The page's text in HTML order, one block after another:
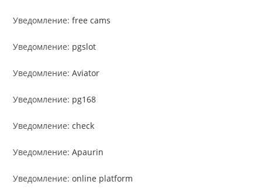
Уведомление:free cams
Уведомление: pgslot
Уведомление:Aviator
Уведомление: pg168
Уведомление:check
Уведомление:Apaurin
Уведомление:online platform